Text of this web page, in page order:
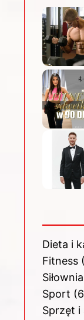
Dieta i
Fitness
Siłownia
Sport
Sprzęt i